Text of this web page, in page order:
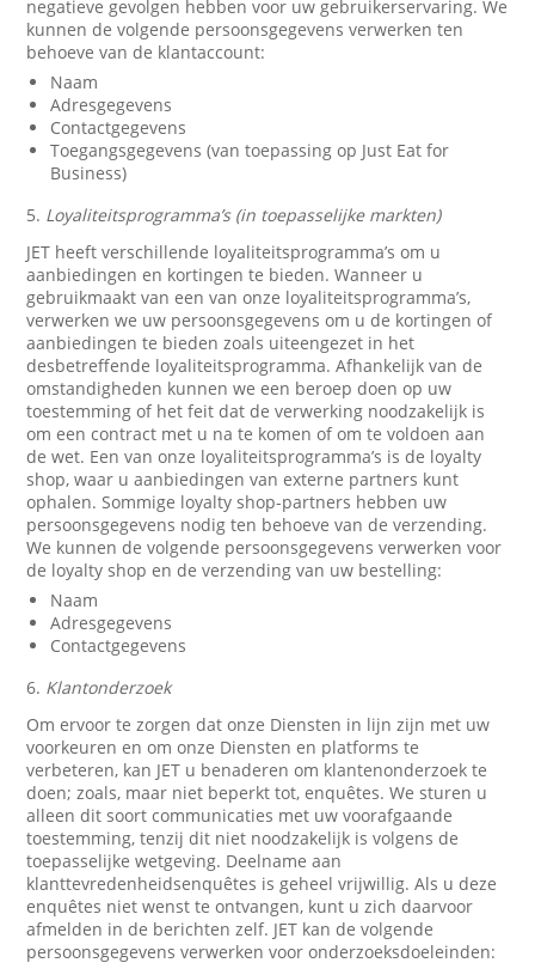
negatieve gevolgen hebben voor uw gebruikerservaring. We
kunnen de volgende persoonsgegevens verwerken ten
behoeve van de klantaccount:
Naam
Adresgegevens
Contactgegevens
Toegangsgegevens (van toepassing op Just Eat for
Business)
5. Loyaliteitsprogramma’s (in toepasselijke markten)
JET heeft verschillende loyaliteitsprogramma’s om u
aanbiedingen en kortingen te bieden. Wanneer u
gebruikmaakt van een van onze loyaliteitsprogramma’s,
verwerken we uw persoonsgegevens om u de kortingen of
aanbiedingen te bieden zoals uiteengezet in het
desbetreffende loyaliteitsprogramma. Afhankelijk van de
omstandigheden kunnen we een beroep doen op uw
toestemming of het feit dat de verwerking noodzakelijk is
om een contract met u na te komen of om te voldoen aan
de wet. Een van onze loyaliteitsprogramma’s is de loyalty
shop, waar u aanbiedingen van externe partners kunt
ophalen. Sommige loyalty shop-partners hebben uw
persoonsgegevens nodig ten behoeve van de verzending.
We kunnen de volgende persoonsgegevens verwerken voor
de loyalty shop en de verzending van uw bestelling:
Naam
Adresgegevens
Contactgegevens
6. Klantonderzoek
Om ervoor te zorgen dat onze Diensten in lijn zijn met uw
voorkeuren en om onze Diensten en platforms te
verbeteren, kan JET u benaderen om klantenonderzoek te
doen; zoals, maar niet beperkt tot, enquêtes. We sturen u
alleen dit soort communicaties met uw voorafgaande
toestemming, tenzij dit niet noodzakelijk is volgens de
toepasselijke wetgeving. Deelname aan
klanttevredenheidsenquêtes is geheel vrijwillig. Als u deze
enquêtes niet wenst te ontvangen, kunt u zich daarvoor
afmelden in de berichten zelf. JET kan de volgende
persoonsgegevens verwerken voor onderzoeksdoeleinden: